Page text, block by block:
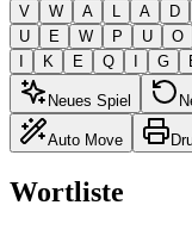
V
W A L A D
U
E W P U O
I
K E Q I G
Neues Spiel
Auto Move
Wortliste